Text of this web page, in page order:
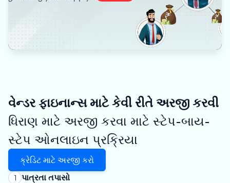
વેન્ડર ફાઇનાન્સ માટે કેવી રીતે અરજી કરવી
ધિરાણ માટે અરજી કરવા માટે સ્ટેપ-બાય-
સ્ટેપ ઓનલાઇન પ્રક્રિયા
ક્રેડિટ માટે અરજી કરો
1 પાત્રતા તપાસો